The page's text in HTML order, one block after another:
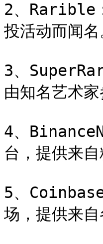
2、Rarible
投活动而闻名
3、
由知名艺术
4、
台，提供来
5、
场，提供来